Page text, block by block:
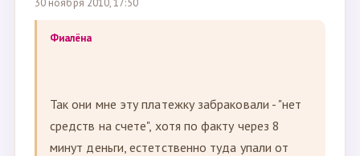
30 ноября 2010, 17:50
Фиалёна
Так они мне эту платежку забраковали - "нет
средств на счете", хотя по факту через 8
минут деньги, естетственно туда упали от